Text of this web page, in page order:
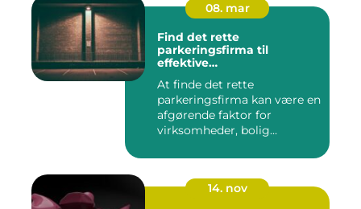
08. mar
Find det rette
parkeringsfirma til
effektive
At finde det rette
parkeringsfirma kan være en
afgørende faktor for
virksomheder, bolig...
14. nov